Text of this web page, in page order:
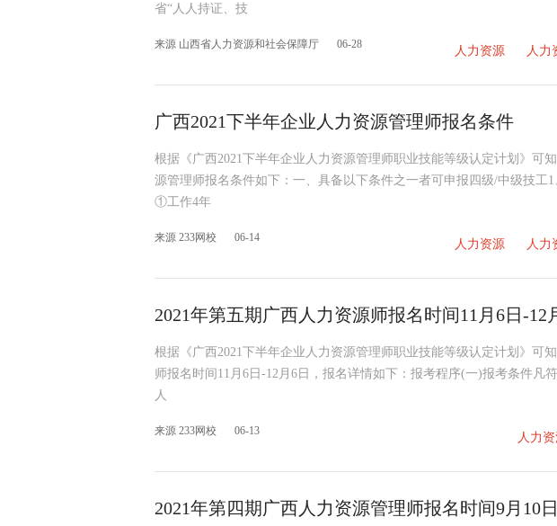
省“人人持证、技
来源 山西省人力资源和社会保障厅 06-28 人力资源 人力
广西2021下半年企业人力资源管理师报名条件
根据《广西2021下半年企业人力资源管理师职业技能等级认定计划》可
源管理师报名条件如下：一、具备以下条件之一者可申报四级/中级技工
①工作4年
来源 233网校 06-14 人力资源 人力
2021年第五期广西人力资源师报名时间11月6日-12
根据《广西2021下半年企业人力资源管理师职业技能等级认定计划》可
师报名时间11月6日-12月6日，报名详情如下：报考程序(一)报考条件凡
人
来源 233网校 06-13 人力
2021年第四期广西人力资源管理师报名时间9月10